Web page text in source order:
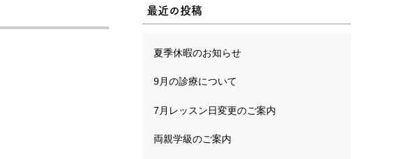
最近の投稿
夏季休暇のお知らせ
9月の診療について
7月レッスン日変更のご案内
両親学級のご案内